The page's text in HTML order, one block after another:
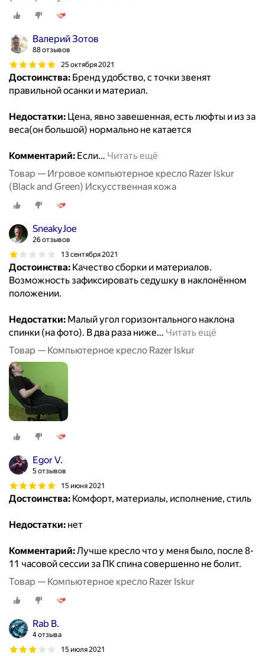
Валерий Зотов
88 отзывов
25 октября 2021
Достоинства: Бренд удобство, с точки звенят
правильной осанки и материал.
Недостатки: Цена, явно завешенная, есть люфты и из за
веса(он большой) нормально не катается
Комментарий: Если… Читать ещё
Товар — Игровое компьютерное кресло Razer Iskur
(Black and Green) Искусственная кожа
SneakyJoe
26 отзывов
13 сентября 2021
Достоинства: Качество сборки и материалов.
Возможность зафиксировать седушку в наклонённом
положении.
Недостатки: Малый угол горизонтального наклона
спинки (на фото). В два раза ниже… Читать ещё
Товар — Компьютерное кресло Razer Iskur
Egor V.
5 отзывов
15 июня 2021
Достоинства: Комфорт, материалы, исполнение, стиль
Недостатки: нет
Комментарий:Лучше кресло что у меня было, после 8-
11 часовой сессии за ПК спина совершенно не болит.
Товар — Компьютерное кресло Razer Iskur
Rab B.
4 отзыва
15 июля 2021